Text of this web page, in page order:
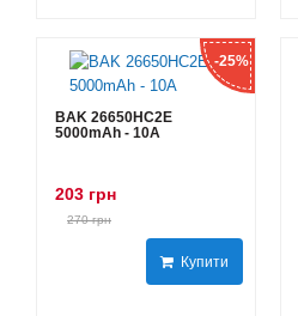
-25%
BAK 26650HC2E
5000mAh - 10А
203 грн
270 грн
Купити